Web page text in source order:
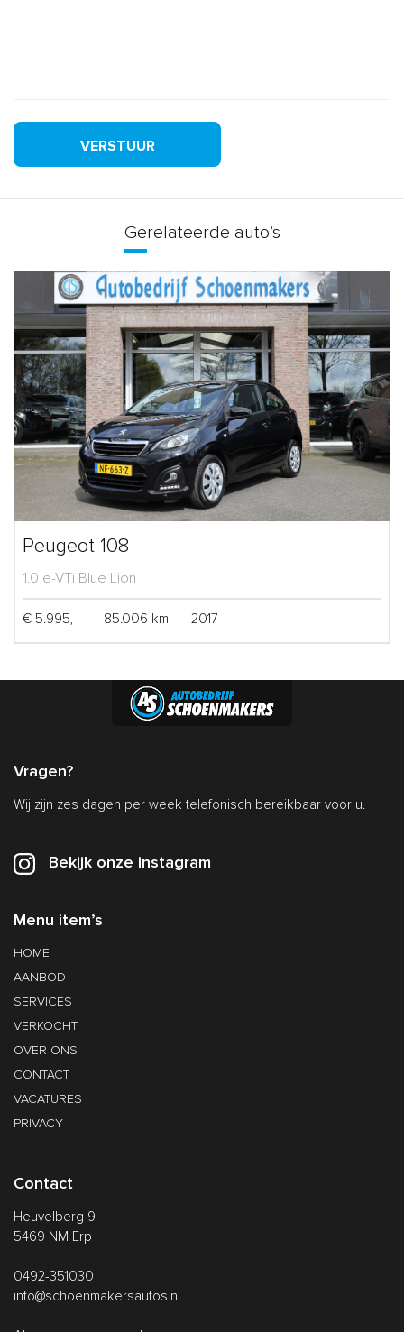
VERSTUUR
Gerelateerde auto’s
Peugeot 108
1.0 e-VTi Blue Lion
€ 5.995,- - 85.006 km - 2017
Vragen?
Wij zijn zes dagen per week telefonisch bereikbaar voor u.
Bekijk onze instagram
Menu item’s
HOME
AANBOD
SERVICES
VERKOCHT
OVER ONS
CONTACT
VACATURES
PRIVACY
Contact
Heuvelberg 9
5469 NM Erp
0492-351030
info@schoenmakersautos.nl